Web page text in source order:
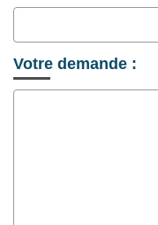
Votre demande :